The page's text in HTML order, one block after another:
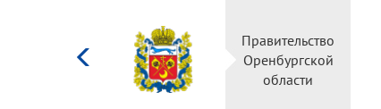
Правительство
Оренбургской
области